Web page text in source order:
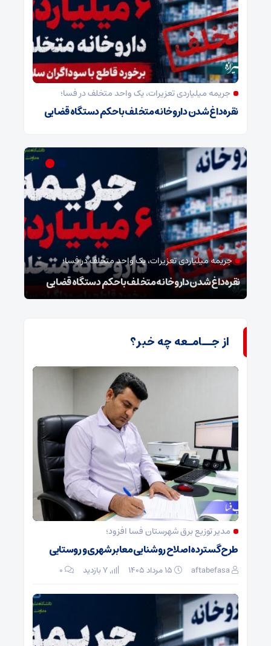
جریمه میلیاردی تعزیرات، یک واحد متخلف در فسا؛
نقره‌داغ شدن داروخانه متخلف با حکم دستگاه قضایی
جریمه میلیاردی تعزیرات، یک واحد متخلف در فسا؛
نقره‌داغ شدن داروخانه متخلف با حکم دستگاه قضایی
از جــامـعه چه خبر؟
مدیر توزیع برق شهرستان فسا افزود؛
طرح گسترده اصلاح روشنایی معابر شهری و روستایی
aftabefasa ۰